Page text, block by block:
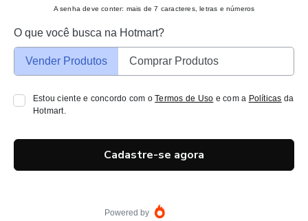
A senha deve conter: mais de 7 caracteres, letras e números
O que você busca na Hotmart?
Vender Produtos Comprar Produtos
Estou ciente e concordo com oTermos de Uso e com a Políticas da
Hotmart.
Cadastre-se agora
Powered by